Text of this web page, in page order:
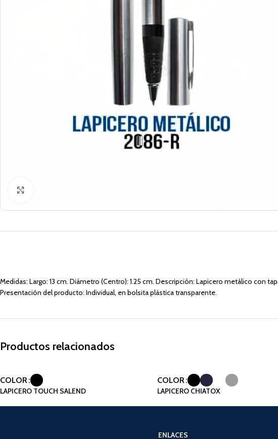
Medidas: Largo: 13 cm. Diámetro (Centro): 1.25 cm. Descripción: Lapicero metálico con
Presentación del producto: Individual, en bolsita plástica transparente.
Productos relacionados
COLOR
LAPICERO TOUCH SALEND
COLOR
LAPICERO CHIATOX
ENLACES